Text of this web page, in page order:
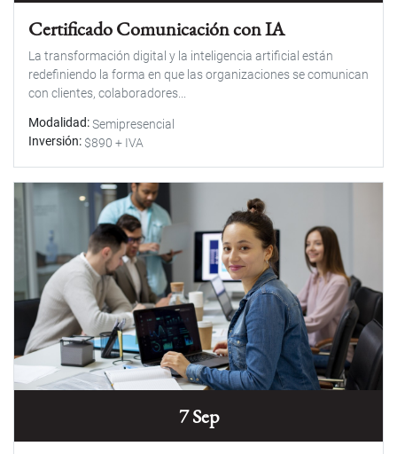
Certificado Comunicación con IA
La transformación digital y la inteligencia artificial están
redefiniendo la forma en que las organizaciones se comunican
con clientes, colaboradores...
Modalidad Semipresencial
Inversión $890 + IVA
7 Sep